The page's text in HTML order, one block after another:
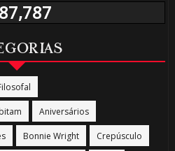
Aniversários
Bonnie Wright Crepúsculo